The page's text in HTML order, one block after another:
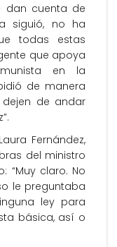
dan cuenta de
siguió, no ha
todas estas
que apoya
en la
de manera
de andar
Fernández,
del ministro
“Muy claro. No
le preguntaba
ley para
básica, así o